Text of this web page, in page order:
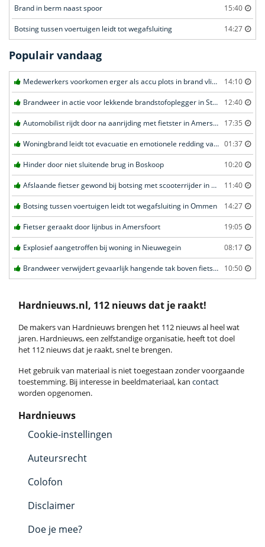
Brand in berm naast spoor 15:40
Botsing tussen voertuigen leidt tot wegafsluiting 14:27
Populair vandaag
Medewerkers voorkomen erger als accu plots in brand vliegt in Amersfoort 14:10
Brandweer in actie voor lekkende brandstofoplegger in Stroe 12:40
Automobilist rijdt door na aanrijding met fietster in Amersfoort 17:35
Woningbrand leidt tot evacuatie en emotionele redding van kat in Amsterdam 01:37
Hinder door niet sluitende brug in Boskoop 10:20
Afslaande fietser gewond bij botsing met scooterrijder in Katwijk 11:40
Botsing tussen voertuigen leidt tot wegafsluiting in Ommen 14:27
Fietser geraakt door lijnbus in Amersfoort 19:05
Explosief aangetroffen bij woning in Nieuwegein 08:17
Brandweer verwijdert gevaarlijk hangende tak boven fietspad in Barneveld 10:50
Hardnieuws.nl, 112 nieuws dat je raakt!
De makers van Hardnieuws brengen het 112 nieuws al heel wat
jaren. Hardnieuws, een zelfstandige organisatie, heeft tot doel
het 112 nieuws dat je raakt, snel te brengen.
Het gebruik van materiaal is niet toegestaan zonder voorgaande
toestemming. Bij interesse in beeldmateriaal, kan contact
worden opgenomen.
Hardnieuws
Cookie-instellingen
Auteursrecht
Colofon
Disclaimer
Doe je mee?